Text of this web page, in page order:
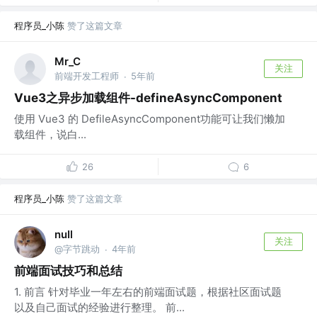
程序员_小陈 赞了这篇文章
Mr_C
前端开发工程师 · 5年前
关注
Vue3之异步加载组件-defineAsyncComponent
使用 Vue3 的 DefileAsyncComponent功能可让我们懒加
载组件，说白...
26 6
程序员_小陈 赞了这篇文章
nuIl
@字节跳动 · 4年前
关注
前端面试技巧和总结
1. 前言 针对毕业一年左右的前端面试题，根据社区面试题
以及自己面试的经验进行整理。 前...